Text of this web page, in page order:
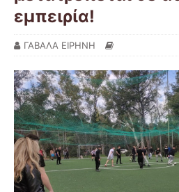
εμπειρία!
ΓΑΒΑΛΑ ΕΙΡΗΝΗ